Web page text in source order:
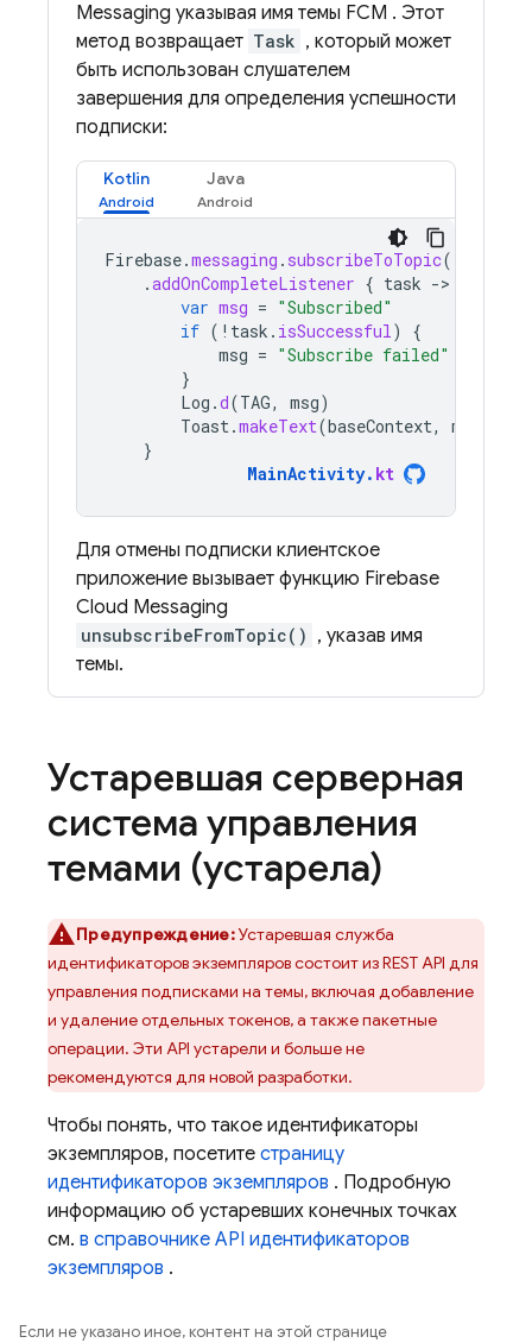
Messaging указывая имя темы FCM . Этот
метод возвращает Task , который может
быть использован слушателем
завершения для определения успешности
подписки:
Kotlin Java
Firebase.messaging . subscribeToTopic(
.addOnCompleteListener { task -
var msg = "Subscribed"
if ( ! task . isSuccessful)
{
msg = "Subscribe failed"
}
Log .d(TAG, msg)
Toast.makeText(baseContext, msg
}
MainActivity. kt
Для отмены подписки клиентское
приложение вызывает функцию Firebase
Cloud Messaging
unsubscribeFromTopic() , указав имя
темы.
Устаревшая серверная
система управления
темами (устарела)
Предупреждение:Устаревшая служба
идентификаторов экземпляров состоит из REST API для
управления подписками на темы, включая добавление
и удаление отдельных токенов, а также пакетные
операции. Эти API устарели и больше не
рекомендуются для новой разработки.
Чтобы понять, что такое идентификаторы
экземпляров, посетите страницу
идентификаторов экземпляров . Подробную
информацию об устаревших конечных точках
см. в справочнике API идентификаторов
экземпляров .
Если не указано иное, контент на этой странице